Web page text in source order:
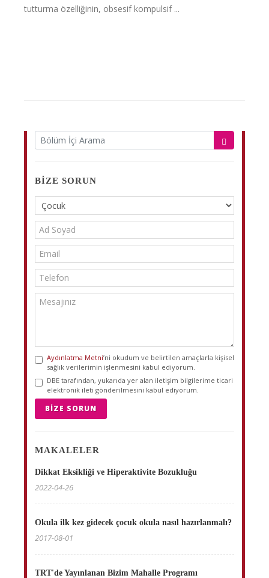
tutturma özelliğinin, obsesif kompulsif ...
BIZE SORUN
Aydınlatma Metni’ni okudum ve belirtilen amaçlarla kişisel
sağlık verilerimin işlenmesini kabul ediyorum.
DBE tarafından, yukarıda yer alan iletişim bilgilerime ticari
elektronik ileti gönderilmesini kabul ediyorum.
BIZE SORUN
MAKALELER
Dikkat Eksikliği ve Hiperaktivite Bozukluğu
2022-04-26
Okula ilk kez gidecek çocuk okula nasıl hazırlanmalı?
2017-08-01
TRT'de Yayınlanan Bizim Mahalle Programı